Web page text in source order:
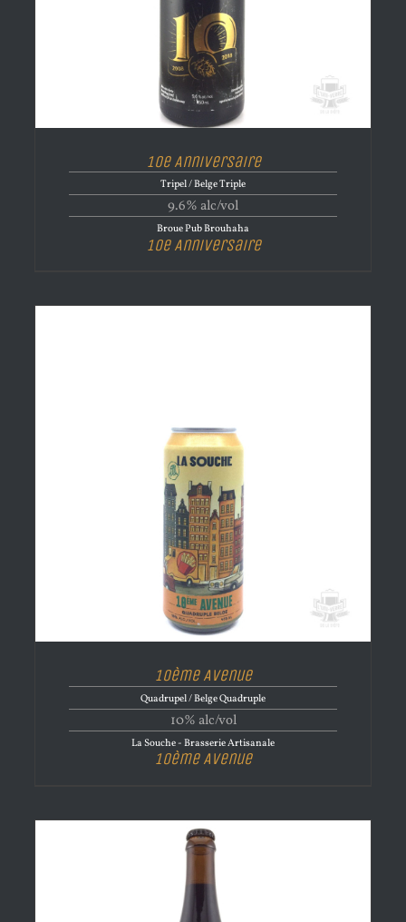
10e Anniversaire
Tripel / Belge Triple
9.6% alc/vol
Broue Pub Brouhaha
10e Anniversaire
10ème Avenue
Quadrupel / Belge Quadruple
10% alc/vol
La Souche - Brasserie Artisanale
10ème Avenue